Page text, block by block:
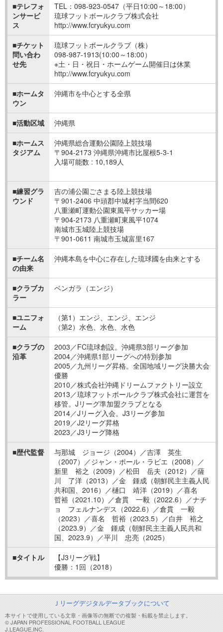
■テレフォ
ンサービ
ス
TEL：098-923-0547（平日10:00～18:00）
琉球フットボールクラブ株式会社
http://www.fcryukyu.com
■チケット
問い合わ
せ先
琉球フットボールクラブ（株）
098-987-1913(10:00～18:00）
※土・日・祝日・ホームゲーム開催日は休業
http://www.fcryukyu.com
■ホームタ
ウン
沖縄市を中心とする全県
■活動区域
沖縄県
■ホームス
タジアム
沖縄県総合運動公園陸上競技場
〒904-2173 沖縄県沖縄市比屋根5-3-1
入場可能数 : 10,189人
■練習グラ
ウンド
吉の浦公園ごさまる陸上競技場
〒901-2406 中頭郡中城村字当間620
八重瀬町運動公園東風平サッカー場
〒904-2173 八重瀬町東風平1074
南城市玉城陸上競技場
〒901-0611 南城市玉城富里167
■チーム名
の由来
沖縄本島を中心に存在した琉球國を由来とする
■クラブカ
ラー
ベンガラ（エンジ）
■ユニフォ
ーム
（第1）エンジ、エンジ、エンジ
（第2）水色、水色、水色
■クラブの
沿革
2003／FC琉球創設。沖縄県3部リーグ参加
2004／沖縄県1部リーグへの特別参加
2005／九州リーグ昇格。全国地域リーグ決勝大会
優勝
2010／株式会社沖縄ドリームファクトリー設立
2013／琉球フットボールクラブ株式会社に運営を
移管。Jリーグ準加盟クラブとなる
2014／Jリーグ入会。J3リーグ参加
2019／J2リーグ昇格
2023／J3リーグ降格
■歴代監督
与那城 ジョージ（2004）／吉澤 英生
（2007）／ジャン・ポール・ラビエ（2008）／
新里 裕之（2009）／松田 岳夫（2012）／薩
川 了洋（2013）／金 鍾成（朝鮮民主主義人民
共和国、2016）／樋口 靖洋（2019）／喜名
哲裕（2021.10）／倉貫 一毅（2022.6）／ナチ
ョ フェルナンデス（2022.6）／倉貫 一毅
（2023）／喜名 哲裕（2023.5）／白井 裕之
（2023.9）／金 鍾成（朝鮮民主主義人民共和
国、2023.9）／平川 忠亮（2025）
■タイトル
【J3リーグ戦】
優勝：1回（2018）
Ｊリーグデジタルデータブックについて
本サイトで使用している文章・画像等の無断での複製・転載を禁止します。
© JAPAN PROFESSIONAL FOOTBALL LEAGUE
J.LEAGUE,INC.